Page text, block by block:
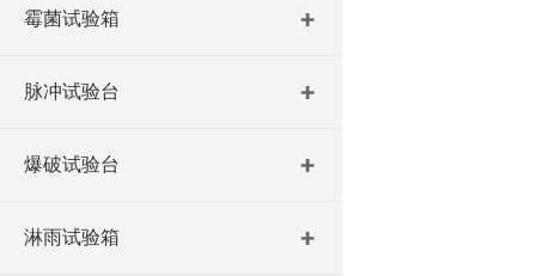
霉菌试验箱
脉冲试验台
爆破试验台
淋雨试验箱